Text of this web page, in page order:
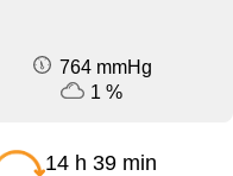
764 mmHg
1 %
14 h 39 min